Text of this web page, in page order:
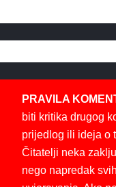
PRAVILA
biti kritika drugog
prijedlog ili ideja o
Čitatelji neka
nego napredak